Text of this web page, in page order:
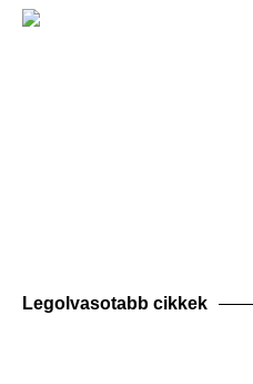
Legolvasotabb cikkek